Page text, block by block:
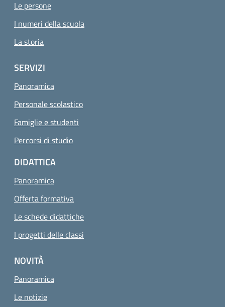
Le persone
I numeri della scuola
La storia
SERVIZI
Panoramica
Personale scolastico
Famiglie e studenti
Percorsi di studio
DIDATTICA
Panoramica
Offerta formativa
Le schede didattiche
I progetti delle classi
NOVITÀ
Panoramica
Le notizie